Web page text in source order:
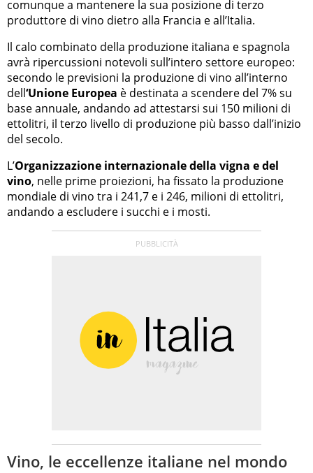
comunque a mantenere la sua posizione di terzo
produttore di vino dietro alla Francia e all’Italia.
Il calo combinato della produzione italiana e spagnola
avrà ripercussioni notevoli sull’intero settore europeo:
secondo le previsioni la produzione di vino all’interno
dell‘Unione Europea è destinata a scendere del 7% su
base annuale, andando ad attestarsi sui 150 milioni di
ettolitri, il terzo livello di produzione più basso dall’inizio
del secolo.
L’Organizzazione internazionale della vigna e del
vino, nelle prime proiezioni, ha fissato la produzione
mondiale di vino tra i 241,7 e i 246, milioni di ettolitri,
andando a escludere i succhi e i mosti.
Vino, le eccellenze italiane nel mondo